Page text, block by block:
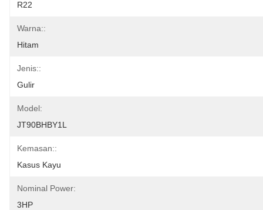
R22
Warna::
Hitam
Jenis::
Gulir
Model:
JT90BHBY1L
Kemasan::
Kasus Kayu
Nominal Power:
3HP